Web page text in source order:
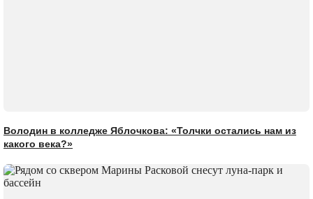
Володин в колледже Яблочкова: «Толчки остались нам из
какого века?»